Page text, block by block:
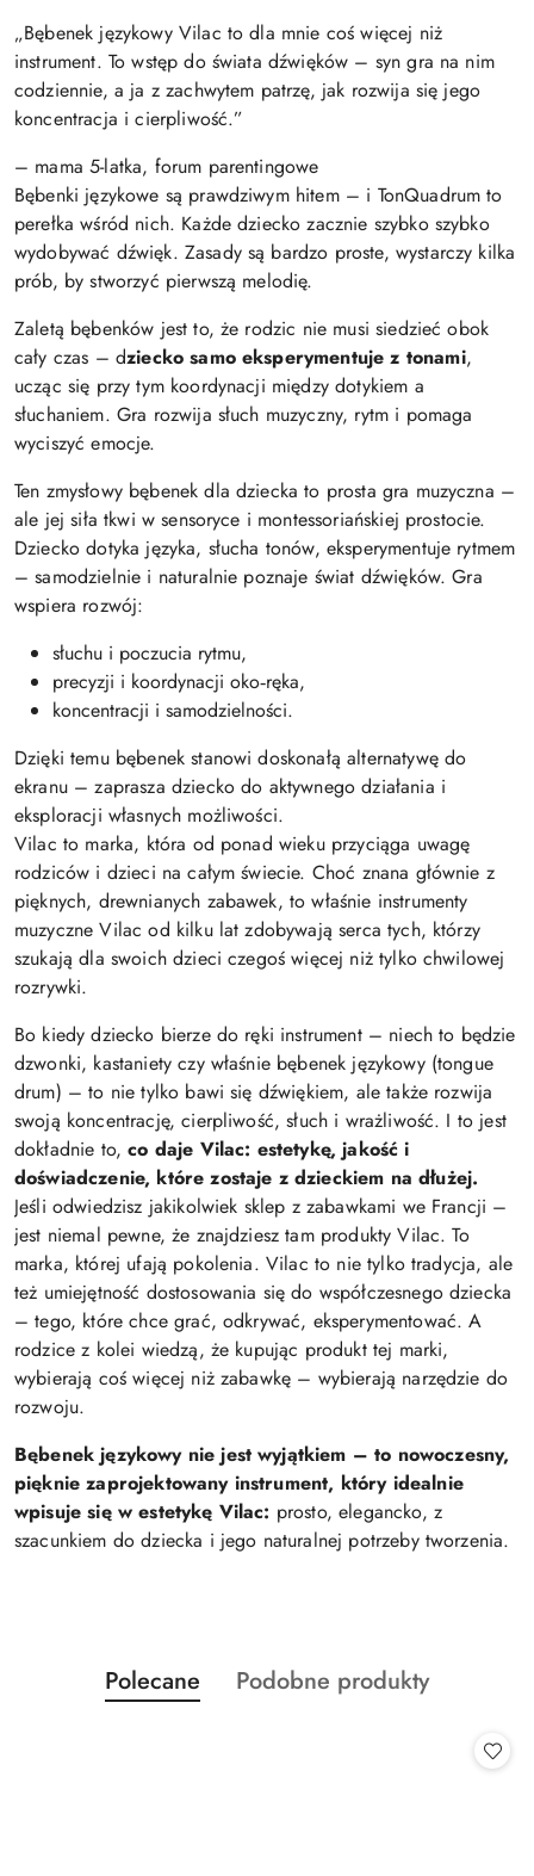
„Bębenek językowy Vilac to dla mnie coś więcej niż
instrument. To wstęp do świata dźwięków – syn gra na nim
codziennie, a ja z zachwytem patrzę, jak rozwija się jego
koncentracja i cierpliwość.”
– mama 5-latka, forum parentingowe
Bębenki językowe są prawdziwym hitem – i TonQuadrum to
perełka wśród nich. Każde dziecko zacznie szybko szybko
wydobywać dźwięk. Zasady są bardzo proste, wystarczy kilka
prób, by stworzyć pierwszą melodię.
Zaletą bębenków jest to, że rodzic nie musi siedzieć obok
cały czas – dziecko samo eksperymentuje z tonami,
ucząc się przy tym koordynacji między dotykiem a
słuchaniem. Gra rozwija słuch muzyczny, rytm i pomaga
wyciszyć emocje.
Ten zmysłowy bębenek dla dziecka to prosta gra muzyczna –
ale jej siła tkwi w sensoryce i montessoriańskiej prostocie.
Dziecko dotyka języka, słucha tonów, eksperymentuje rytmem
– samodzielnie i naturalnie poznaje świat dźwięków. Gra
wspiera rozwój:
słuchu i poczucia rytmu,
precyzji i koordynacji oko‑ręka,
koncentracji i samodzielności.
Dzięki temu bębenek stanowi doskonałą alternatywę do
ekranu – zaprasza dziecko do aktywnego działania i
eksploracji własnych możliwości.
Vilac to marka, która od ponad wieku przyciąga uwagę
rodziców i dzieci na całym świecie. Choć znana głównie z
pięknych, drewnianych zabawek, to właśnie instrumenty
muzyczne Vilac od kilku lat zdobywają serca tych, którzy
szukają dla swoich dzieci czegoś więcej niż tylko chwilowej
rozrywki.
Bo kiedy dziecko bierze do ręki instrument – niech to będzie
dzwonki, kastaniety czy właśnie bębenek językowy (tongue
drum) – to nie tylko bawi się dźwiękiem, ale także rozwija
swoją koncentrację, cierpliwość, słuch i wrażliwość. I to jest
dokładnie to,co daje Vilac: estetykę, jakość i
doświadczenie, które zostaje z dzieckiem na dłużej.
Jeśli odwiedzisz jakikolwiek sklep z zabawkami we Francji –
jest niemal pewne, że znajdziesz tam produkty Vilac. To
marka, której ufają pokolenia. Vilac to nie tylko tradycja, ale
też umiejętność dostosowania się do współczesnego dziecka
– tego, które chce grać, odkrywać, eksperymentować. A
rodzice z kolei wiedzą, że kupując produkt tej marki,
wybierają coś więcej niż zabawkę – wybierają narzędzie do
rozwoju.
Bębenek językowy nie jest wyjątkiem – to nowoczesny,
pięknie zaprojektowany instrument, który idealnie
wpisuje się w estetykę Vilac: prosto, elegancko, z
szacunkiem do dziecka i jego naturalnej potrzeby tworzenia.
Pomiń karuzelę produktów
Produkty
o
Polecane
Produkty
Podobne produkty